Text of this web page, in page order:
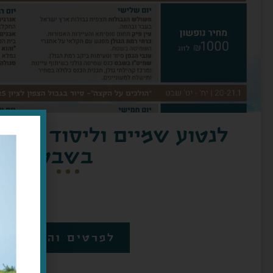
לנטוע שמיים וליסוד
בשבט
לפרטים והזמנה